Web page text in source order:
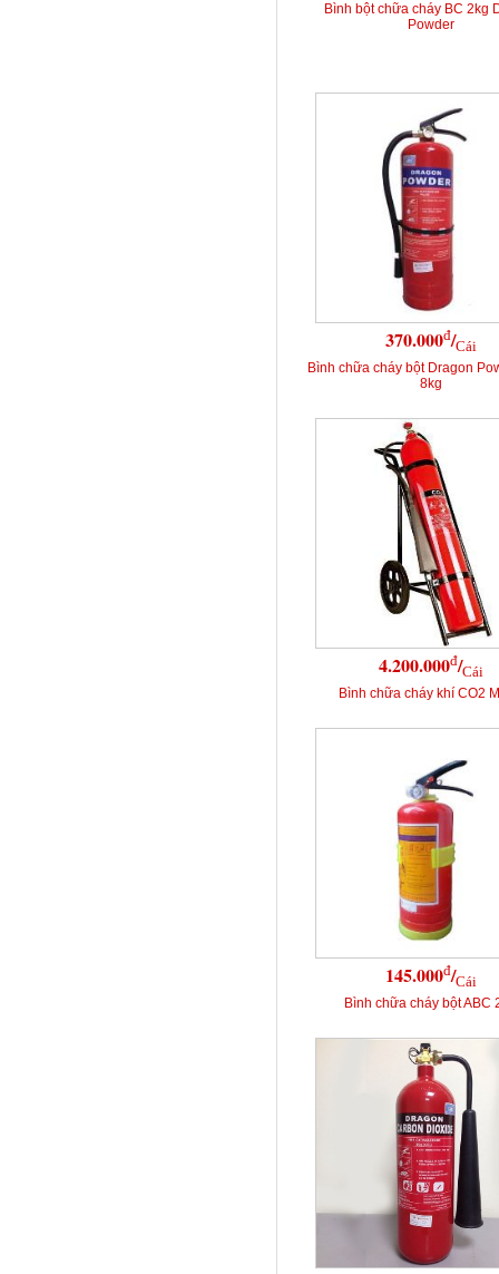
Bình bột chữa cháy BC 2kg
Powder
370.000đ/Cái
Bình chữa cháy bột Dragon
8kg
4.200.000đ/Cái
Bình chữa cháy khí CO2
145.000đ/Cái
Bình chữa cháy bột ABC